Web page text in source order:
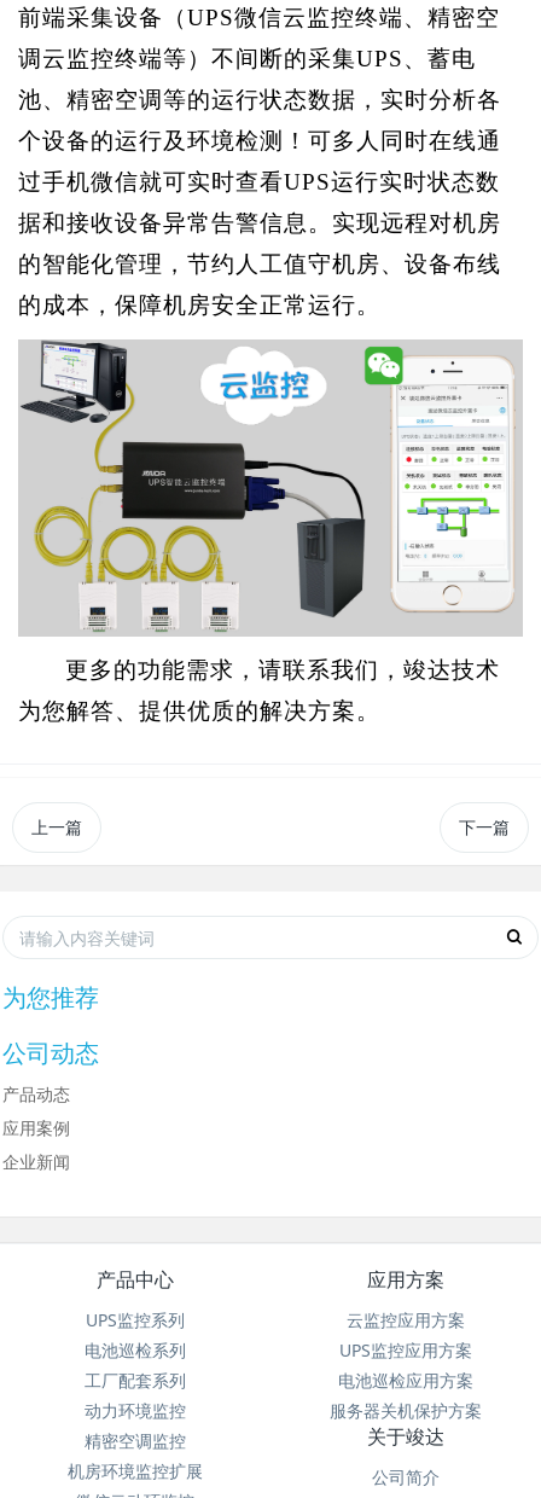
前端采集设备（UPS微信云监控终端、精密空
调云监控终端等）不间断的采集UPS、蓄电
池、精密空调等的运行状态数据，实时分析各
个设备的运行及环境检测！可多人同时在线通
过手机微信就可实时查看UPS运行实时状态数
据和接收设备异常告警信息。实现远程对机房
的智能化管理，节约人工值守机房、设备布线
的成本，保障机房安全正常运行。
更多的功能需求，请联系我们，竣达技术
为您解答、提供优质的解决方案。
上一篇 下一篇
为您推荐
公司动态
产品动态
应用案例
企业新闻
产品中心
UPS监控系列
电池巡检系列
工厂配套系列
动力环境监控
精密空调监控
机房环境监控扩展
应用方案
云监控应用方案
UPS监控应用方案
电池巡检应用方案
服务器关机保护方案
关于竣达
公司简介